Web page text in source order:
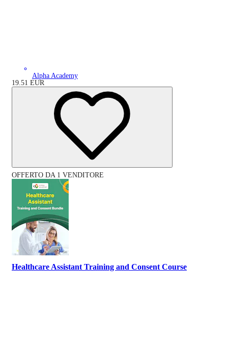
Alpha Academy
19.51 EUR
OFFERTO DA 1 VENDITORE
Healthcare Assistant Training and Consent Course